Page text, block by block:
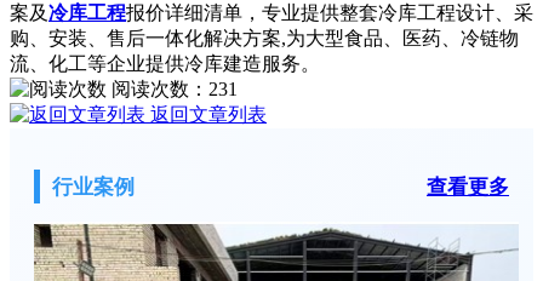
案及冷库工程报价详细清单，专业提供整套冷库工程设计、采
购、安装、售后一体化解决方案,为大型食品、医药、冷链物
流、化工等企业提供冷库建造服务。
阅读次数： 231
返回文章列表
行业案例 查看更多